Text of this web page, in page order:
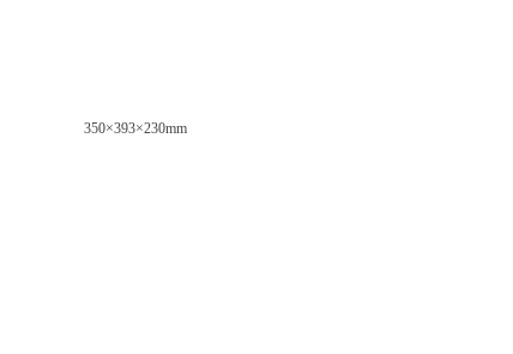
350×393×230mm